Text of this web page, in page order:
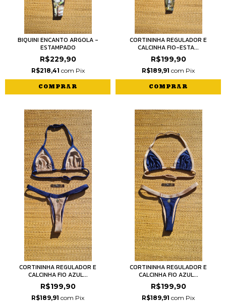
BIQUINI ENCANTO ARGOLA -
ESTAMPADO
R$229,90
R$218,41 com Pix
COMPRAR
CORTININHA REGULADOR E
CALCINHA FIO-ESTA...
R$199,90
R$189,91 com Pix
COMPRAR
CORTININHA REGULADOR E
CALCINHA FIO AZUL...
R$199,90
R$189,91 com Pix
CORTININHA REGULADOR E
CALCINHA FIO AZUL...
R$199,90
R$189,91 com Pix